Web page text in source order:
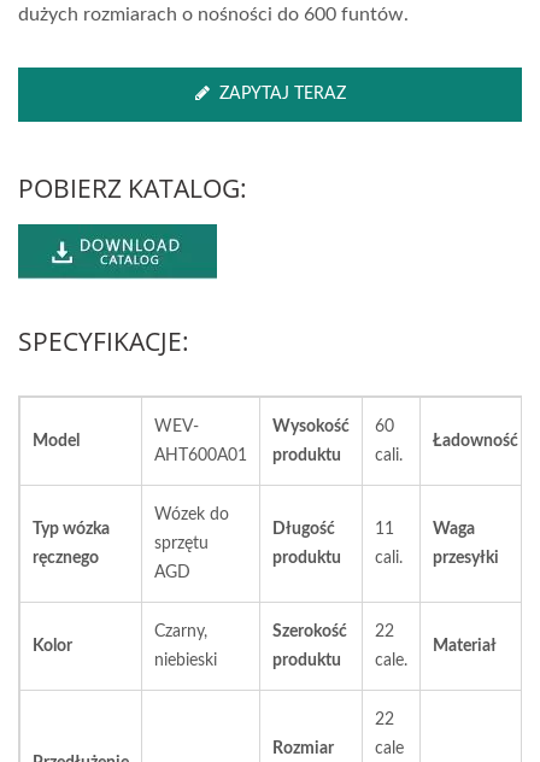
dużych rozmiarach o nośności do 600 funtów.
ZAPYTAJ TERAZ
POBIERZ KATALOG:
SPECYFIKACJE:
Model
WEV-
AHT600A01
Wysokość
produktu
60
cali.
Ładowność
Typ wózka
ręcznego
Wózek do
sprzętu
AGD
Długość
produktu
11
cali.
Waga
przesyłki
Kolor
Czarny,
niebieski
Szerokość
produktu
22
cale.
Materiał
Rozmiar
22
cale